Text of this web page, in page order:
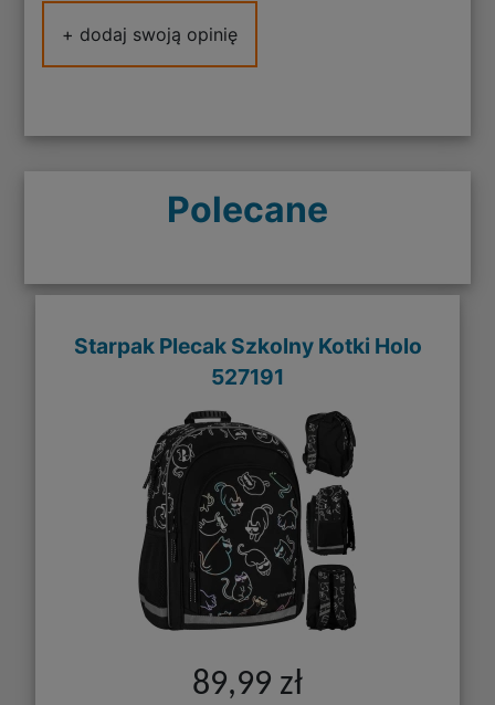
+ dodaj swoją opinię
Polecane
Starpak Plecak Szkolny Kotki Holo
527191
89,99 zł